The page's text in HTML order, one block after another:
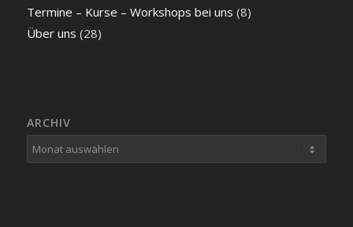
Termine – Kurse – Workshops bei uns (8)
Über uns (28)
ARCHIV